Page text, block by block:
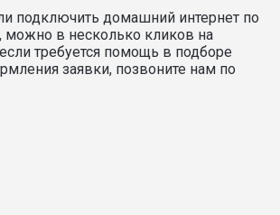
подключить домашний интернет по
можно в несколько кликов на
требуется помощь в подборе
заявки, позвоните нам по